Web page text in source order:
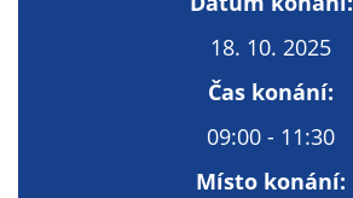
18. 10. 2025
Čas konání:
09:00 - 11:30
Místo konání: